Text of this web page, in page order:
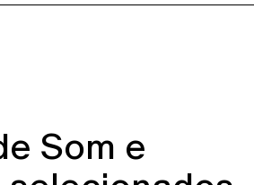
Som e